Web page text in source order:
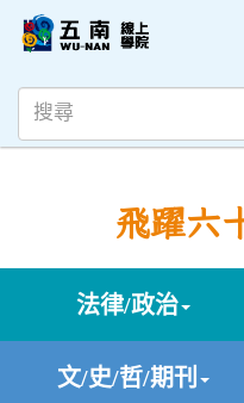
飛躍六
法律/政治
文/史/哲/期刊